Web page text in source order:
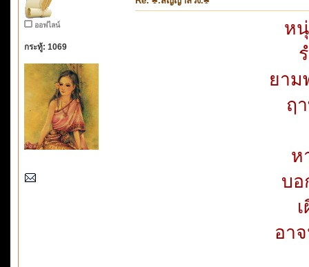
ออฟไลน์
กระทู้: 1069
ห
ยาม
ฤ
ห
บอ
อา